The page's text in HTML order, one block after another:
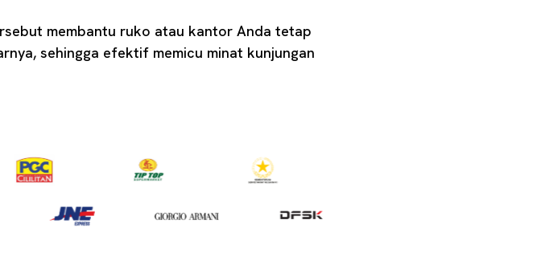
membantu ruko atau kantor Anda tetap
sehingga efektif memicu minat kunjungan